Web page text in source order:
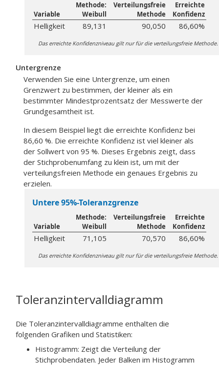
Variable
Methode:
Weibull
Verteilungsfreie
Methode
Erreichte
Konfidenz
Helligkeit 89,131 90,050 86,60%
Das erreichte Konfidenzniveau gilt nur für die verteilungsfreie Methode.
Untergrenze
Verwenden Sie eine Untergrenze, um einen
Grenzwert zu bestimmen, der kleiner als ein
bestimmter Mindestprozentsatz der Messwerte der
Grundgesamtheit ist.
In diesem Beispiel liegt die erreichte Konfidenz bei
86,60 %. Die erreichte Konfidenz ist viel kleiner als
der Sollwert von 95 %. Dieses Ergebnis zeigt, dass
der Stichprobenumfang zu klein ist, um mit der
verteilungsfreien Methode ein genaues Ergebnis zu
erzielen.
Untere 95%-Toleranzgrenze
Variable
Methode:
Weibull
Verteilungsfreie
Methode
Erreichte
Konfidenz
Helligkeit 71,105 70,570 86,60%
Das erreichte Konfidenzniveau gilt nur für die verteilungsfreie Methode.
Toleranzintervalldiagramm
Die Toleranzintervalldiagramme enthalten die
folgenden Grafiken und Statistiken:
Histogramm: Zeigt die Verteilung der
Stichprobendaten. Jeder Balken im Histogramm